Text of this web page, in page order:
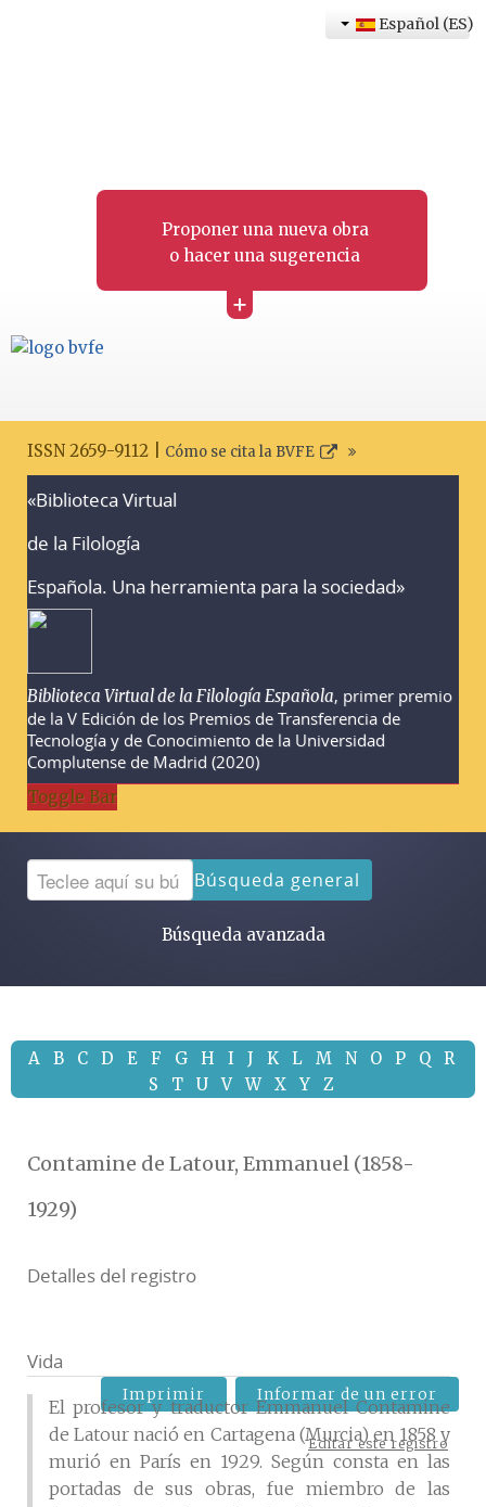
Proponer una nueva obra
o hacer una sugerencia
+
Español (ES)
ISSN 2659-9112 | Cómo se cita la BVFE
«Biblioteca Virtual
de la Filología
Española. Una herramienta para la sociedad»
Biblioteca Virtual de la Filología Española, primer premio
de la V Edición de los Premios de Transferencia de
Tecnología y de Conocimiento de la Universidad
Complutense de Madrid (2020)
Toggle Bar
Búsqueda general
Búsqueda avanzada
A B C D E F G H I J K L M N O P Q
R
S
T U V W X Y Z
Contamine de Latour, Emmanuel (1858-
1929)
Detalles del registro
Vida
El profesor y traductor Emmanuel Contamine
de Latour nació en Cartagena (Murcia) en 1858 y
murió en París en 1929. Según consta en las
portadas de sus obras, fue miembro de las
Imprimir Informar de un error
Editar este registro